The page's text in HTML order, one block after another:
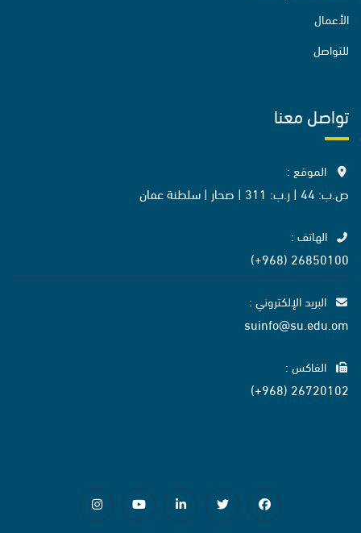
الأعمال
للتواصل
تواصل معنا
الموقع :
ص.ب: 44 | ر.ب: 311 | صحار | سلطنة عمان
الهاتف :
26850100 (968+)
البريد الإلكتروني :
suinfo@su.edu.om
الفاكس :
26720102 (968+)